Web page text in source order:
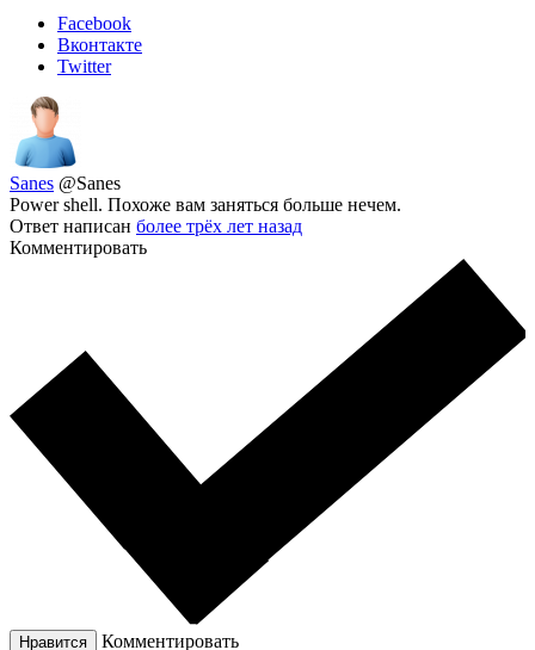
Facebook
Вконтакте
Twitter
Sanes @Sanes
Power shell. Похоже вам заняться больше нечем.
Ответ написан более трёх лет назад
Комментировать
Нравится Комментировать